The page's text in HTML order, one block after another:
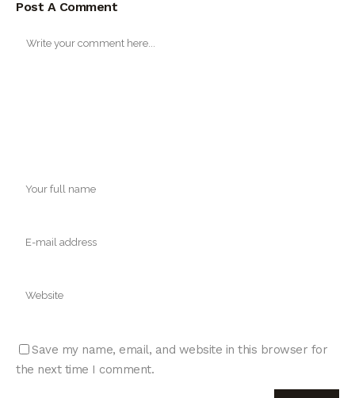
Post A Comment
Save my name, email, and website in this browser for
the next time I comment.